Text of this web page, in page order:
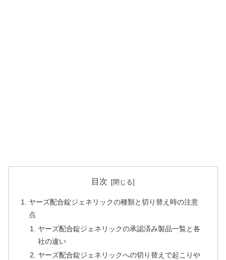
目次
ヤーズ配合錠ジェネリックの種類と切り替え時の注意
点
ヤーズ配合錠ジェネリックの承認済み製品一覧と各
社の違い
ヤーズ配合錠ジェネリックへの切り替えで起こりや